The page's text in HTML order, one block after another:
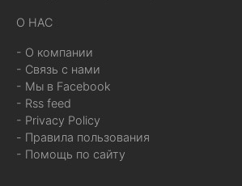
О НАС
- О компании
- Связь с нами
- Мы в Facebook
- Rss feed
- Privacy Policy
- Правила пользования
- Помощь по сайту